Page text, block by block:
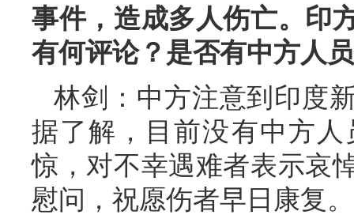
事件，造成多人伤亡。印
有何评论？是否有中方人
林剑：中方注意到印度
据了解，目前没有中方
惊，对不幸遇难者表示哀
慰问，祝愿伤者早日康复。